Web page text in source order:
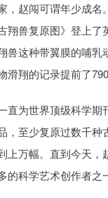
，赵闯可谓年少成名
翔兽复原图》登上了
兽这种带翼膜的哺乳
翔的记录提前了
直为世界顶级科学期
，至少复原过数千种
上万幅。直到今天，
的科学艺术创作者之